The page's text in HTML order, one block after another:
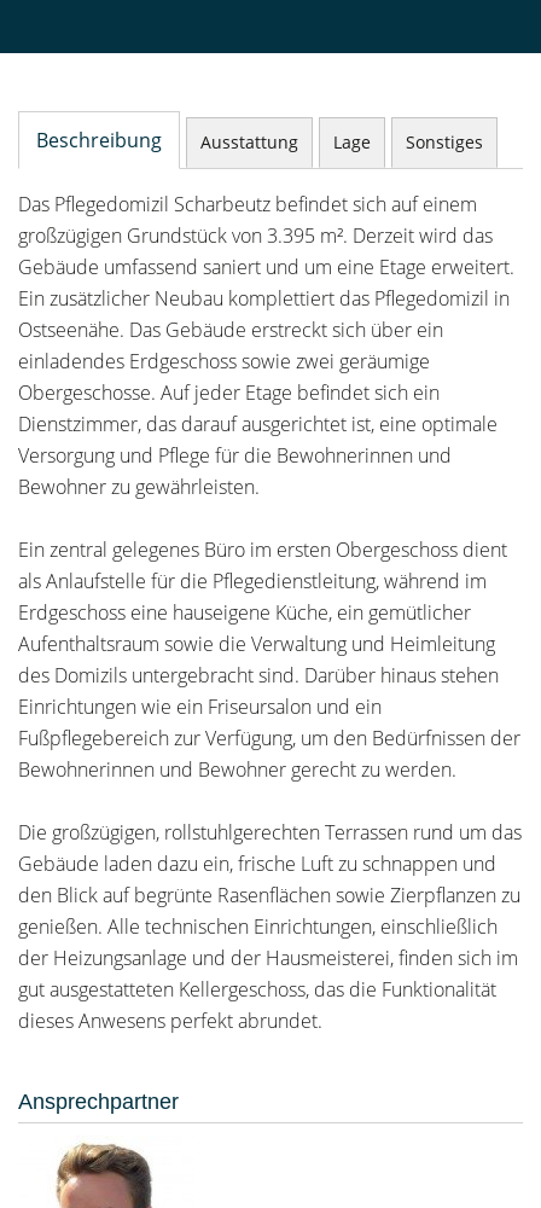
Beschreibung Ausstattung Lage Sonstiges
Das Pflegedomizil Scharbeutz befindet sich auf einem
großzügigen Grundstück von 3.395 m². Derzeit wird das
Gebäude umfassend saniert und um eine Etage erweitert.
Ein zusätzlicher Neubau komplettiert das Pflegedomizil in
Ostseenähe. Das Gebäude erstreckt sich über ein
einladendes Erdgeschoss sowie zwei geräumige
Obergeschosse. Auf jeder Etage befindet sich ein
Dienstzimmer, das darauf ausgerichtet ist, eine optimale
Versorgung und Pflege für die Bewohnerinnen und
Bewohner zu gewährleisten.
Ein zentral gelegenes Büro im ersten Obergeschoss dient
als Anlaufstelle für die Pflegedienstleitung, während im
Erdgeschoss eine hauseigene Küche, ein gemütlicher
Aufenthaltsraum sowie die Verwaltung und Heimleitung
des Domizils untergebracht sind. Darüber hinaus stehen
Einrichtungen wie ein Friseursalon und ein
Fußpflegebereich zur Verfügung, um den Bedürfnissen der
Bewohnerinnen und Bewohner gerecht zu werden.
Die großzügigen, rollstuhlgerechten Terrassen rund um das
Gebäude laden dazu ein, frische Luft zu schnappen und
den Blick auf begrünte Rasenflächen sowie Zierpflanzen zu
genießen. Alle technischen Einrichtungen, einschließlich
der Heizungsanlage und der Hausmeisterei, finden sich im
gut ausgestatteten Kellergeschoss, das die Funktionalität
dieses Anwesens perfekt abrundet.
Ansprechpartner